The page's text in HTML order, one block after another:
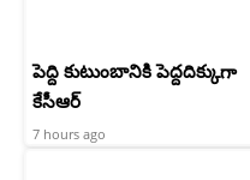
పెద్ది కుటుంబానికి పెద్దదిక్కుగా
కేసీఆర్
7 hours ago